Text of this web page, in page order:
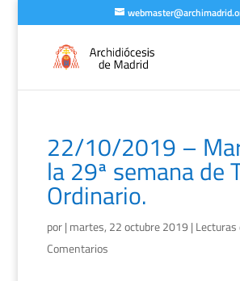
22/10/2019 –
la 29ª semana de
Ordinario.
por| martes, 22 octubre 2019 |
Comentarios